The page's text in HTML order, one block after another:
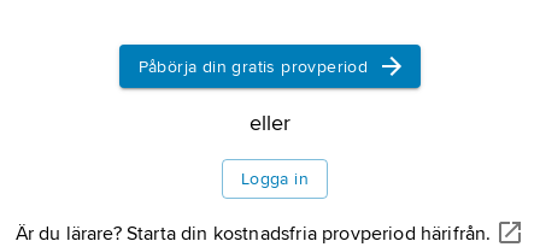
Information om artikeln
Påbörja din gratis provperiod
eller
Logga in
Är du lärare? Starta din kostnadsfria provperiod härifrån.